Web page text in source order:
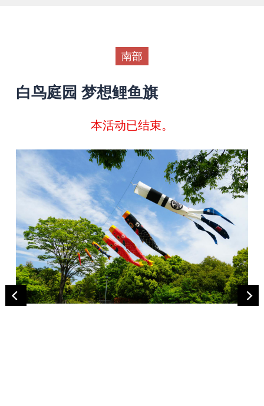
南部
白鸟庭园 梦想鲤鱼旗
本活动已结束。